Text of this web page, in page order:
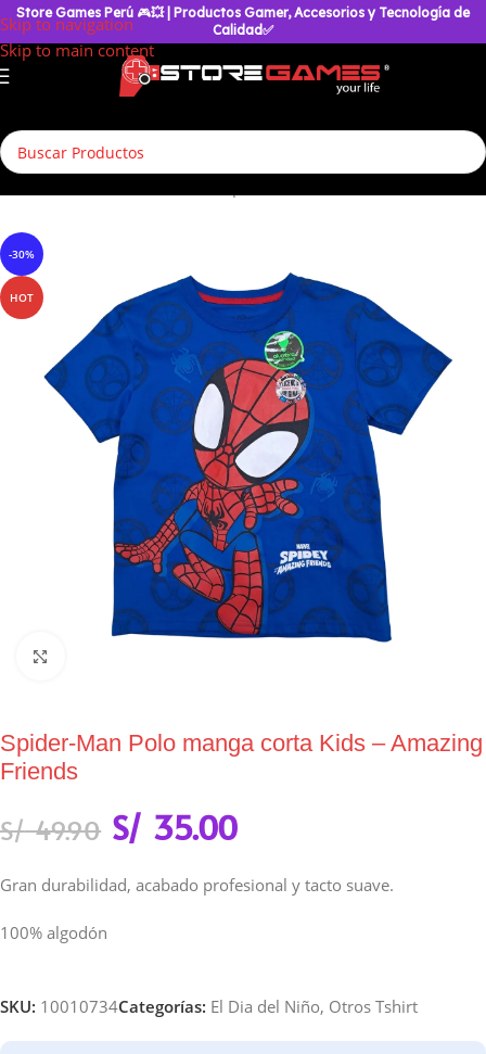
Skip to navigation
Skip to main content
Store Games Perú 🎮💥
| Productos Gamer, Accesorios y Tecnología de
Calidad✅
-30%
HOT
Spider-Man Polo manga corta Kids – Amazing
Friends
S/49.90 S/ 35.00
Gran durabilidad, acabado profesional y tacto suave.
100% algodón
SKU: 10010734Categorías: El Dia del Niño, Otros Tshirt